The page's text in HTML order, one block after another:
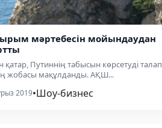
мәртебесін мойындаудан
Путиннің табысын көрсетуді талап
жобасы мақұлданды. АҚШ...
2019•Шоу-бизнес